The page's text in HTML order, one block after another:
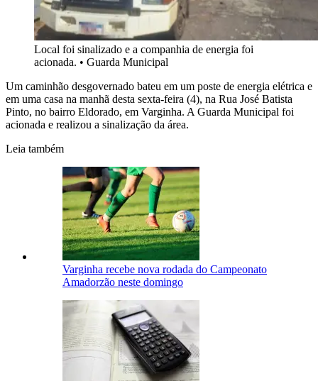
Local foi sinalizado e a companhia de energia foi
acionada. • Guarda Municipal
Um caminhão desgovernado bateu em um poste de energia elétrica e
em uma casa na manhã desta sexta-feira (4), na Rua José Batista
Pinto, no bairro Eldorado, em Varginha. A Guarda Municipal foi
acionada e realizou a sinalização da área.
Leia também
Varginha recebe nova rodada do Campeonato
Amadorzão neste domingo